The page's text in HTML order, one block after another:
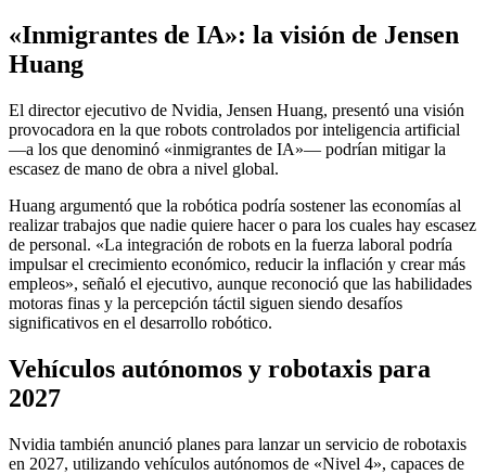
«Inmigrantes de IA»: la visión de Jensen
Huang
El director ejecutivo de Nvidia, Jensen Huang, presentó una visión
provocadora en la que robots controlados por inteligencia artificial
—a los que denominó «inmigrantes de IA»— podrían mitigar la
escasez de mano de obra a nivel global.
Huang argumentó que la robótica podría sostener las economías al
realizar trabajos que nadie quiere hacer o para los cuales hay escasez
de personal. «La integración de robots en la fuerza laboral podría
impulsar el crecimiento económico, reducir la inflación y crear más
empleos», señaló el ejecutivo, aunque reconoció que las habilidades
motoras finas y la percepción táctil siguen siendo desafíos
significativos en el desarrollo robótico.
Vehículos autónomos y robotaxis para
2027
Nvidia también anunció planes para lanzar un servicio de robotaxis
en 2027, utilizando vehículos autónomos de «Nivel 4», capaces de